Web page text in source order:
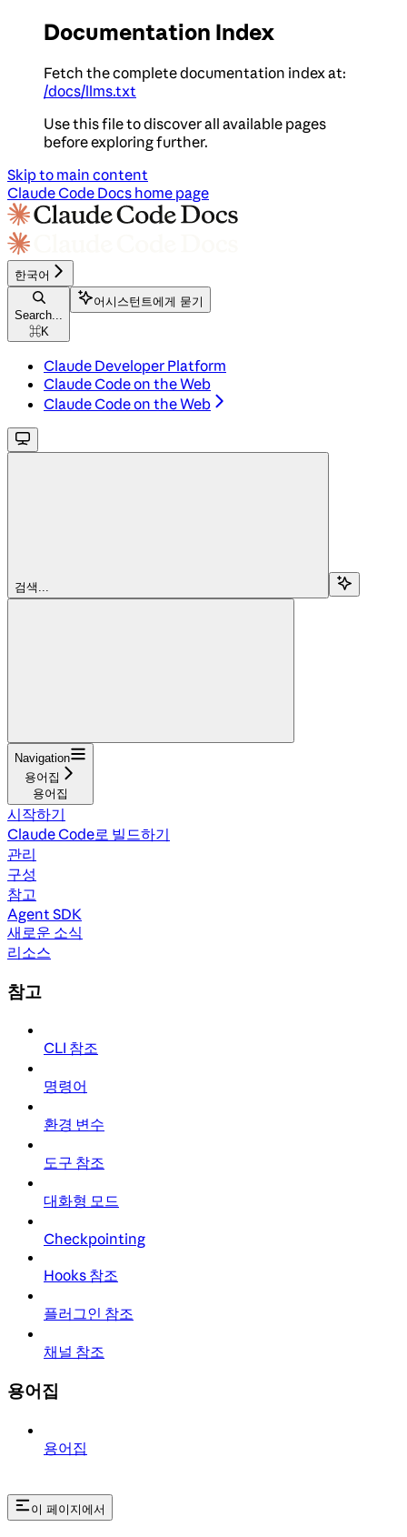
Documentation Index
Fetch the complete documentation index at:
/docs/llms.txt
Use this file to discover all available pages
before exploring further.
Skip to main content
Claude Code Docs home page
한국어
Search...
⌘K
어시스턴트에게 묻기
Claude Developer Platform
Claude Code on the Web
Claude Code on the Web
검색...
Navigation
용어집
용어집
시작하기
Claude Code로 빌드하기
관리
구성
참고
Agent SDK
새로운 소식
리소스
참고
CLI 참조
명령어
환경 변수
도구 참조
대화형 모드
Checkpointing
Hooks 참조
플러그인 참조
채널 참조
용어집
용어집
이 페이지에서